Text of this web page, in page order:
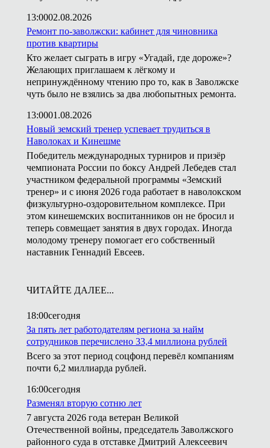
13:0002.08.2026
Ремонт по-заволжски: кабинет для чиновника
против квартиры
Кто желает сыграть в игру «Угадай, где дороже»?
Желающих приглашаем к лёгкому и
непринуждённому чтению про то, как в Заволжске
чуть было не взялись за два любопытных ремонта.
13:0001.08.2026
Новый земский тренер успевает трудиться в
Наволоках и Кинешме
Победитель международных турниров и призёр
чемпионата России по боксу Андрей Лебедев стал
участником федеральной программы «Земский
тренер» и с июня 2026 года работает в наволокском
физкультурно-оздоровительном комплексе. При
этом кинешемских воспитанников он не бросил и
теперь совмещает занятия в двух городах. Иногда
молодому тренеру помогает его собственный
наставник Геннадий Евсеев.
ЧИТАЙТЕ ДАЛЕЕ...
18:00сегодня
За пять лет работодателям региона за найм
сотрудников перечислено 33,4 миллиона рублей
Всего за этот период соцфонд перевёл компаниям
почти 6,2 миллиарда рублей.
16:00сегодня
Разменял вторую сотню лет
7 августа 2026 года ветеран Великой
Отечественной войны, председатель Заволжского
районного суда в отставке Дмитрий Алексеевич